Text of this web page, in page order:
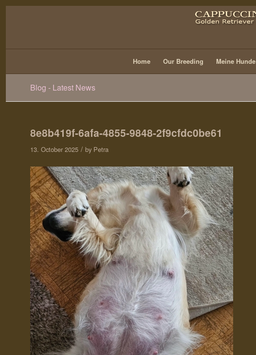
Home Our Breeding Meine Hunde
Blog - Latest News
8e8b419f-6afa-4855-9848-2f9cfdc0be61
13. October 2025 / by Petra